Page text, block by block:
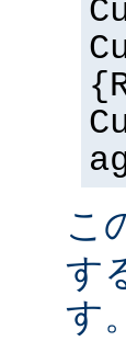
こ
す
す